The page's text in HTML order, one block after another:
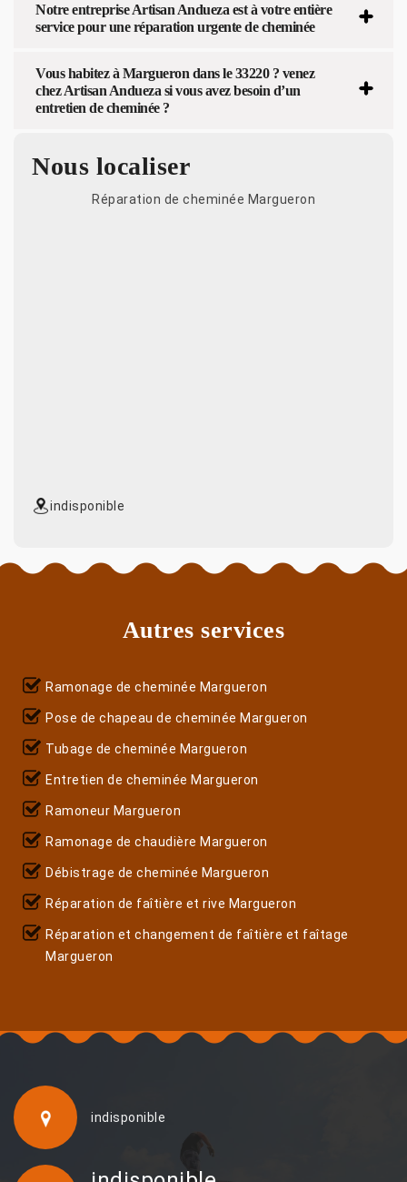
Notre entreprise Artisan Andueza est à votre entière
service pour une réparation urgente de cheminée
Vous habitez à Margueron dans le 33220 ? venez
chez Artisan Andueza si vous avez besoin d’un
entretien de cheminée ?
Nous localiser
Réparation de cheminée Margueron
indisponible
Autres services
Ramonage de cheminée Margueron
Pose de chapeau de cheminée Margueron
Tubage de cheminée Margueron
Entretien de cheminée Margueron
Ramoneur Margueron
Ramonage de chaudière Margueron
Débistrage de cheminée Margueron
Réparation de faîtière et rive Margueron
Réparation et changement de faîtière et faîtage
Margueron
indisponible